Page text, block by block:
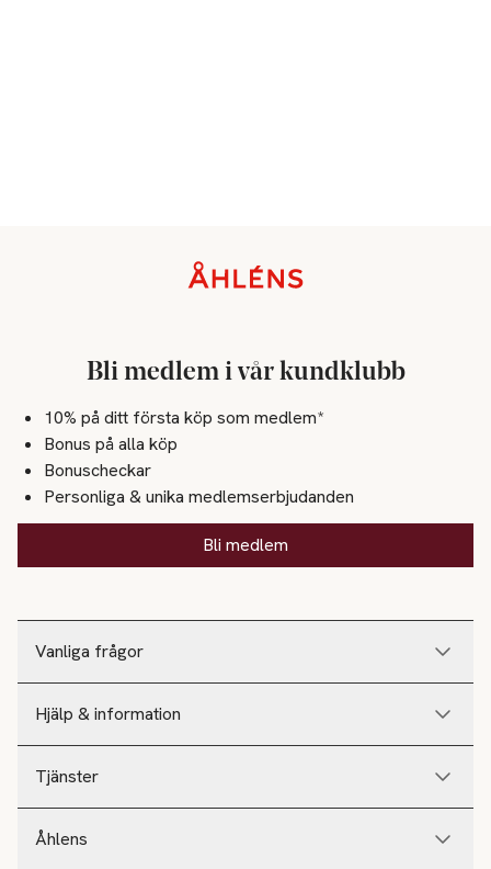
Vanliga frågor
Hjälp & information
Tjänster
Åhlens
Bli medlem i vår kundklubb
10% på ditt första köp som medlem*
Bonus på alla köp
Bonuscheckar
Personliga & unika medlemserbjudanden
Bli medlem